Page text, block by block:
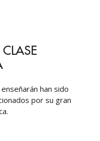
han sido
por su gran